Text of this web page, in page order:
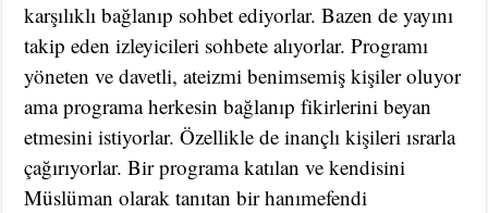
karşılıklı bağlanıp sohbet ediyorlar. Bazen de yayını
takip eden izleyicileri sohbete alıyorlar. Programı
yöneten ve davetli, ateizmi benimsemiş kişiler oluyor
ama programa herkesin bağlanıp fikirlerini beyan
etmesini istiyorlar. Özellikle de inançlı kişileri ısrarla
çağırıyorlar. Bir programa katılan ve kendisini
Müslüman olarak tanıtan bir hanımefendi